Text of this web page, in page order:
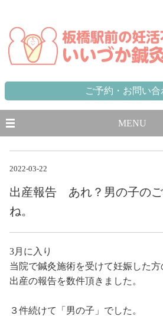
ご予約・お問い合
MENU
2022-03-22
出産報告 あれ？男の子の
ね。
3月に入り
当院で鍼灸施術を受けて妊娠した方
出産の報告を数件頂きました。
３件続けて「男の子」でした。